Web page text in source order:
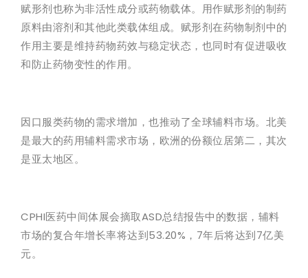
赋形剂也称为非活性成分或药物载体。用作赋形剂的制药
原料由溶剂和其他此类载体组成。赋形剂在药物制剂中的
作用主要是维持药物药效与稳定状态，也同时有促进吸收
和防止药物变性的作用。
因口服类药物的需求增加，也推动了全球辅料市场。北美
是最大的药用辅料需求市场，欧洲的份额位居第二，其次
是亚太地区。
CPHI医药中间体展会摘取ASD总结报告中的数据，辅料
市场的复合年增长率将达到53.20%，7年后将达到7亿美
元。